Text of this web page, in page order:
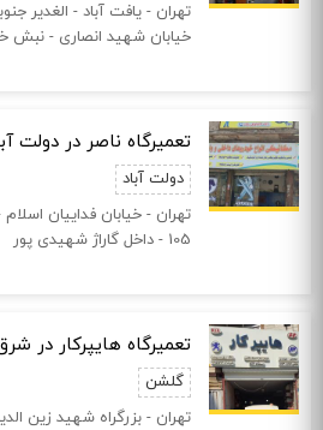
تهران - یافت آباد - الغدیر
خیابان شهید انصاری - نبش
تعمیرگاه ناصر در دولت
دولت آباد
تهران - خیابان فداییان
105 - داخل گاراژ شهیدی پور
تعمیرگاه هایپرکار در
گلشن
تهران - بزرگراه شهید زین